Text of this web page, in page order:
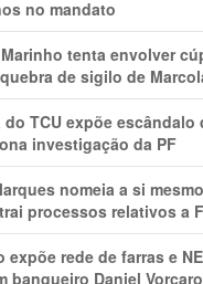
no mandato
tenta envolver
de sigilo de
do TCU expõe escândalo
investigação da PF
nomeia a si
processos relativos a
expõe rede de farras e
banqueiro Daniel Vorcaro